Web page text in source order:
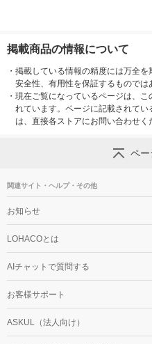
掲載商品の情報について
・ 掲載している情報の精度には万全を
安全性、有用性を保証するものでは
・ 現在ご覧になっているページは、
れています。ページに記載されて
は、直接各ストアにお問い合わせく
ペー
関連サイト・ヘルプ・その他
お知らせ
LOHACOとは
AIチャットで質問する
お客様サポート
ASKUL（法人向け）